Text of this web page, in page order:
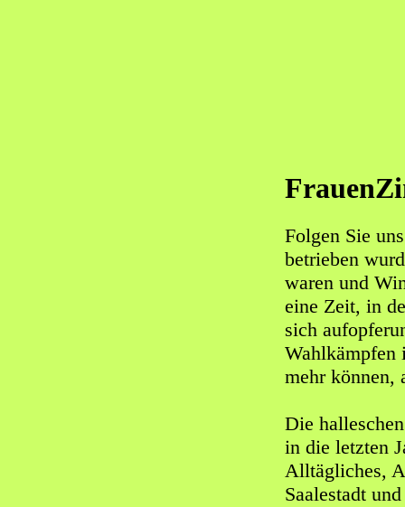
Folgen Sie
betrieben
waren und
eine Zeit, in
sich
Wahlkämpfen
mehr können,
Die
in die letzten
Alltägliches,
Saalestadt